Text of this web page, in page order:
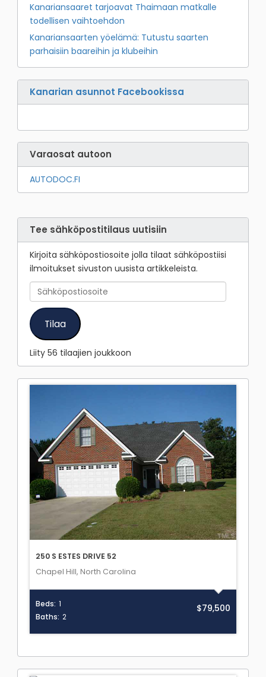
Kanariansaaret tarjoavat Thaimaan matkalle
todellisen vaihtoehdon
Kanariansaarten yöelämä: Tutustu saarten
parhaisiin baareihin ja klubeihin
Kanarian asunnot Facebookissa
Varaosat autoon
AUTODOC.FI
Tee sähköpostitilaus uutisiin
Kirjoita sähköpostiosoite jolla tilaat sähköpostiisi
ilmoitukset sivuston uusista artikkeleista.
Sähköpostiosoite
Tilaa
Liity 56 tilaajien joukkoon
250 S ESTES DRIVE 52
Chapel Hill, North Carolina
Beds: 1
Baths: 2
$79,500